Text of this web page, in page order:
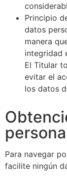
Principio
datos
manera
integridad
El Titular
evitar el
los datos
Para navegar
facilite ningún